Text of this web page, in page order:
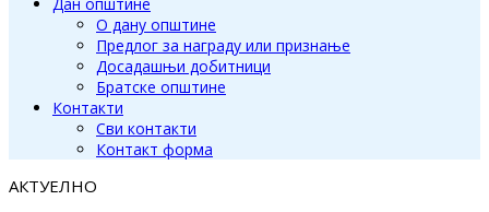
Дан општине
О дану општине
Предлог за награду или признање
Досадашњи добитници
Братске општине
Контакти
Сви контакти
Контакт форма
АКТУЕЛНО